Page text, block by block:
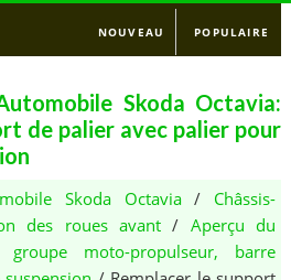
NOUVEAU POPULAIRE
Skoda Octavia:
de palier avec palier pour
Skoda Octavia/ Châssis-
des roues avant/ Aperçu du
moto-propulseur, barre